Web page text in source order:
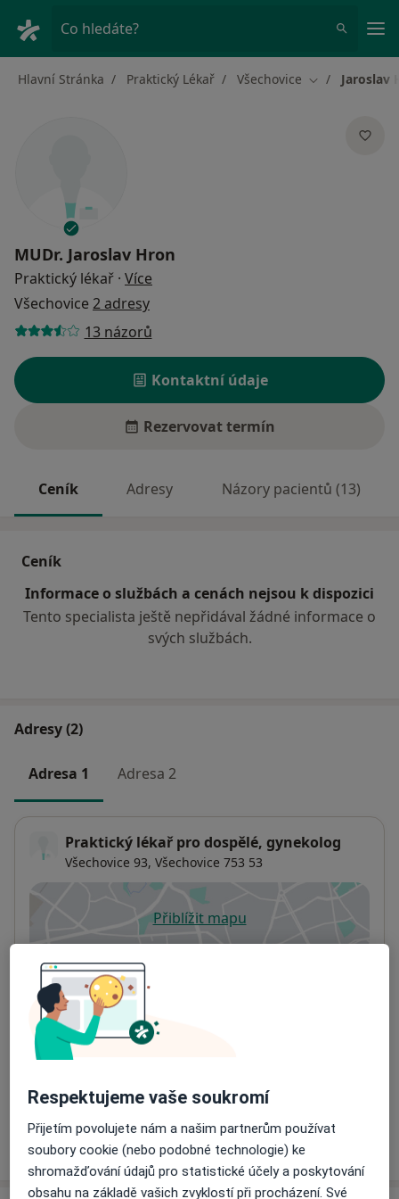
Co hledáte?
Hlavní Stránka Praktický Lékař Všechovice Změna města
Jaroslav
MUDr. Jaroslav Hron
Praktický lékař · Více
Všechovice 2 adresy
13 názorů
Kontaktní údaje
Rezervovat termín
Ceník Adresy Názory pacientů (13)
Ceník
Informace o službách a cenách nejsou k dispozici
Tento specialista ještě nepřidával žádné informace o
svých službách.
Adresy (2)
Adresa 1 Adresa 2
Praktický lékař pro dospělé, gynekolog
Všechovice 93, Všechovice 753 53
Přiblížit mapuse otevře v nové záložce
Dostupnost
Na této adrese online kalendář není aktivní
Co mám v takové situaci udělat?
Způsoby platby (soukromé návštěvy)
Detaily
Víceo adrese
Respektujeme vaše soukromí
Přijetím povolujete nám a našim partnerům používat
soubory cookie (nebo podobné technologie) ke
shromažďování údajů pro statistické účely a poskytování
obsahu na základě vašich zvyklostí při procházení. Své